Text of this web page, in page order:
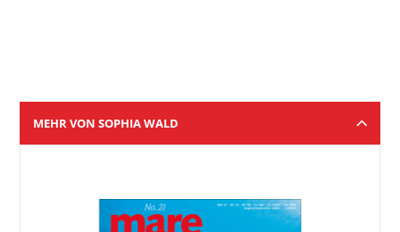
MEHR VON SOPHIA WALD